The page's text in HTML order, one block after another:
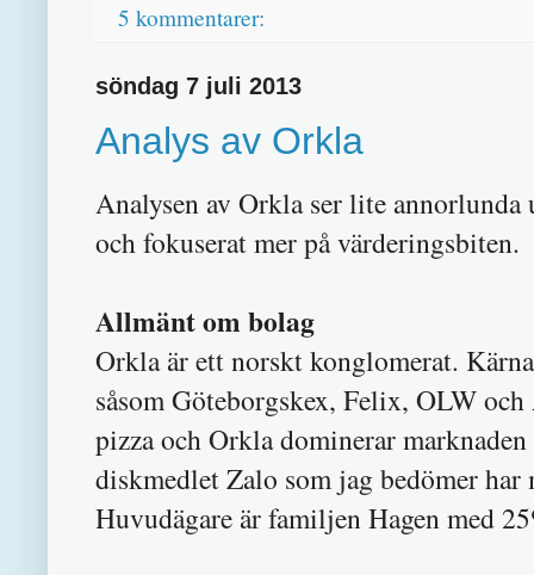
5 kommentarer:
söndag 7 juli 2013
Analys av Orkla
Analysen av Orkla ser lite
och fokuserat mer på värderingsbiten.
Allmänt om bolag
Orkla är ett norskt konglomerat.
såsom Göteborgskex, Felix, OLW
pizza och Orkla dominerar
diskmedlet Zalo som jag bedömer
Huvudägare är familjen Hagen med